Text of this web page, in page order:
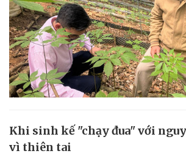
Khi sinh kế "chạy đua" với
vì thiên tai